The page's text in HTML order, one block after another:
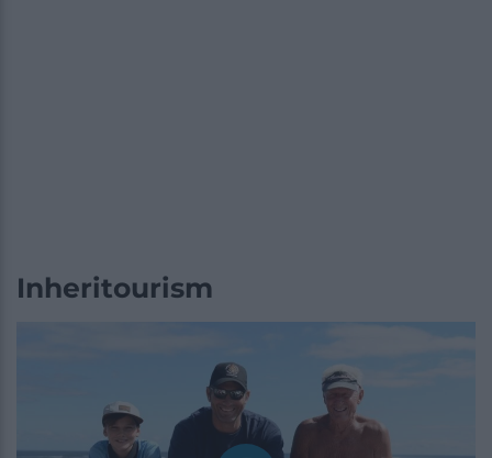
Inheritourism